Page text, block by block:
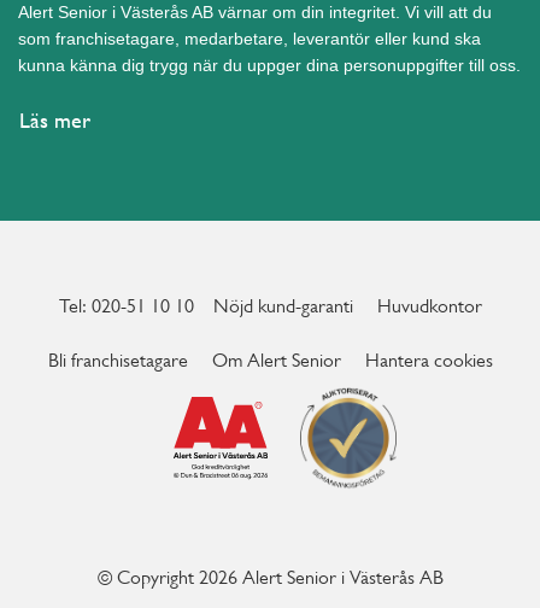
Alert Senior i Västerås AB värnar om din integritet. Vi vill att du
som franchisetagare, medarbetare, leverantör eller kund ska
kunna känna dig trygg när du uppger dina personuppgifter till oss.
Läs mer
Tel: 020-51 10 10 Nöjd kund-garanti Huvudkontor
Bli franchisetagare Om Alert Senior Hantera cookies
© Copyright 2026 Alert Senior i Västerås AB